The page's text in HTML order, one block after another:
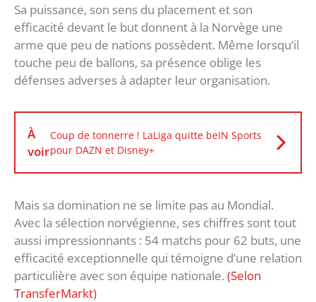
Sa puissance, son sens du placement et son
efficacité devant le but donnent à la Norvège une
arme que peu de nations possèdent. Même lorsqu’il
touche peu de ballons, sa présence oblige les
défenses adverses à adapter leur organisation.
À
voir
Coup de tonnerre ! LaLiga quitte beIN Sports
pour DAZN et Disney+
Mais sa domination ne se limite pas au Mondial.
Avec la sélection norvégienne, ses chiffres sont tout
aussi impressionnants : 54 matchs pour 62 buts, une
efficacité exceptionnelle qui témoigne d’une relation
particulière avec son équipe nationale. (Selon
TransferMarkt)